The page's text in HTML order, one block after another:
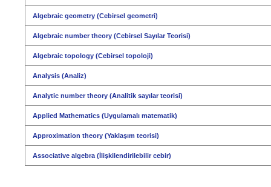
Algebraic geometry (Cebirsel geometri)
Algebraic number theory (Cebirsel Sayılar Teorisi)
Algebraic topology (Cebirsel topoloji)
Analysis (Analiz)
Analytic number theory (Analitik sayılar teorisi)
Applied Mathematics (Uygulamalı matematik)
Approximation theory (Yaklaşım teorisi)
Associative algebra (İlişkilendirilebilir cebir)